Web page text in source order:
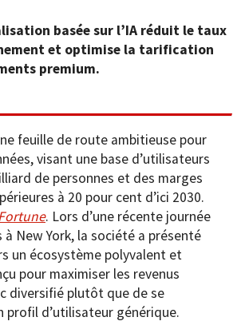
basée sur l’IA réduit le taux
et optimise la tarification
premium.
feuille de route ambitieuse pour
visant une base d’utilisateurs
de personnes et des marges
à 20 pour cent d’ici 2030.
. Lors d’une récente journée
New York, la société a présenté
un écosystème polyvalent et
pour maximiser les revenus
diversifié plutôt que de se
profil d’utilisateur générique.